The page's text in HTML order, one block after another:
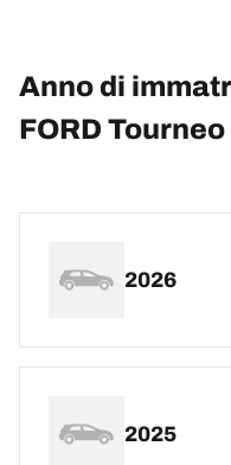
Anno di
FORD
2026
2025